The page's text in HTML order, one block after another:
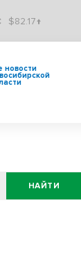
$82.17↑
новости
НАЙТИ